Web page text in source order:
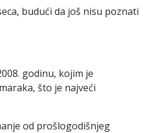
budući da još nisu poznati
godinu, kojim je
što je najveći
od prošlogodišnjeg